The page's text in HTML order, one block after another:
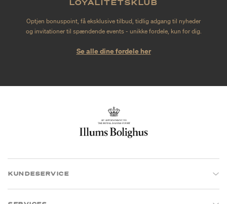
LOYALITETSKLUB
Optjen bonuspoint, få eksklusive tilbud, tidlig adgang til nyheder
og invitationer til spændende events - unikke fordele, kun for dig.
Se alle dine fordele her
KUNDESERVICE